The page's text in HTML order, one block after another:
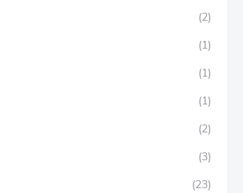
(2)
(1)
(1)
(1)
(2)
(3)
(23)